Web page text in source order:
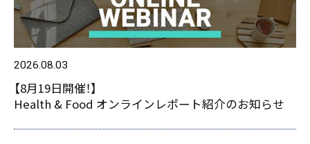
2026.08.03
【8月19日開催！】
Health & Food オンラインレポート紹介のお知らせ